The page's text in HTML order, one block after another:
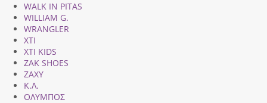
WALK IN PITAS
WILLIAM G.
WRANGLER
XTI
XTI KIDS
ZAK SHOES
ZAXY
Κ.Λ.
ΟΛΥΜΠΟΣ